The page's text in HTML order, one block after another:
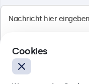
Cookies